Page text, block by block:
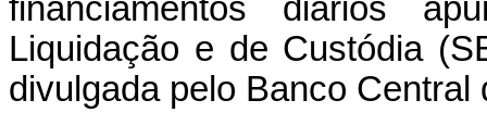
financiamentos diários
Liquidação e de Custódia
divulgada pelo Banco Central